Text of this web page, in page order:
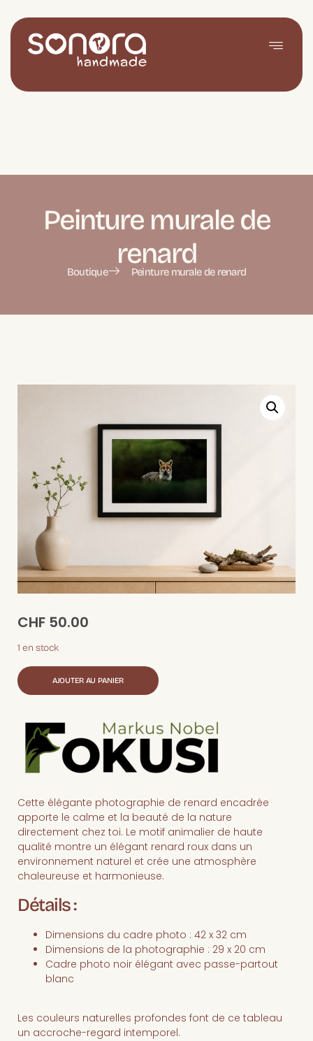
Peinture murale de
renard
Boutique Peinture murale de renard
CHF 50.00
1 en stock
AJOUTER AU PANIER
Cette élégante photographie de renard encadrée
apporte le calme et la beauté de la nature
directement chez toi. Le motif animalier de haute
qualité montre un élégant renard roux dans un
environnement naturel et crée une atmosphère
chaleureuse et harmonieuse.
Détails :
Dimensions du cadre photo : 42 x 32 cm
Dimensions de la photographie : 29 x 20 cm
Cadre photo noir élégant avec passe-partout
blanc
Les couleurs naturelles profondes font de ce tableau
un accroche-regard intemporel.